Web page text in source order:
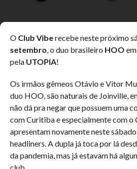
O Club Viberecebe neste próximo
setembro, o duo brasileiro HOO
pela UTOPIA!
Os irmãos gêmeos Otávio e Vitor
duo HOO, são naturais de Joinville,
não dá pra negar que possuem uma
com Curitiba e especialmente com o
apresentam novamente neste
headliners. A dupla já toca por lá
da pandemia, mas já estavam há